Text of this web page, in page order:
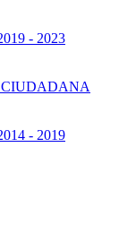
- 2023
- 2019